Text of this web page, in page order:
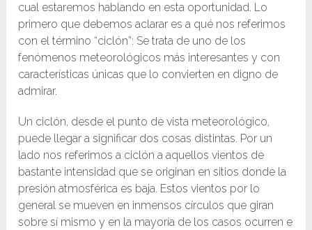
cual estaremos hablando en esta oportunidad. Lo
primero que debemos aclarar es a qué nos referimos
con el término “ciclón”: Se trata de uno de los
fenómenos meteorológicos más interesantes y con
características únicas que lo convierten en digno de
admirar.
Un ciclón, desde el punto de vista meteorológico,
puede llegar a significar dos cosas distintas. Por un
lado nos referimos a ciclón a aquellos vientos de
bastante intensidad que se originan en sitios donde la
presión atmosférica es baja. Estos vientos por lo
general se mueven en inmensos círculos que giran
sobre sí mismo y en la mayoría de los casos ocurren e